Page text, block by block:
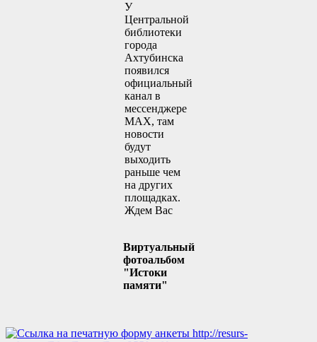
У
Центральной
библиотеки
города
Ахтубинска
появился
официальный
канал в
мессенджере
MAX, там
новости
будут
выходить
раньше чем
на других
площадках.
Ждем Вас
Виртуальный
фотоальбом
"Истоки
памяти"